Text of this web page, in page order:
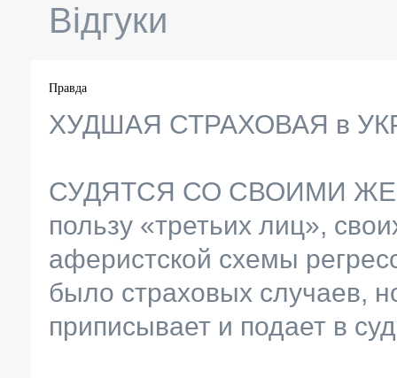
Відгуки
Правда
ХУДШАЯ СТРАХОВАЯ в
СУДЯТСЯ СО СВОИМИ ЖЕ
пользу «третьих лиц»,
аферистской схемы
было страховых случаев,
приписывает и подает в